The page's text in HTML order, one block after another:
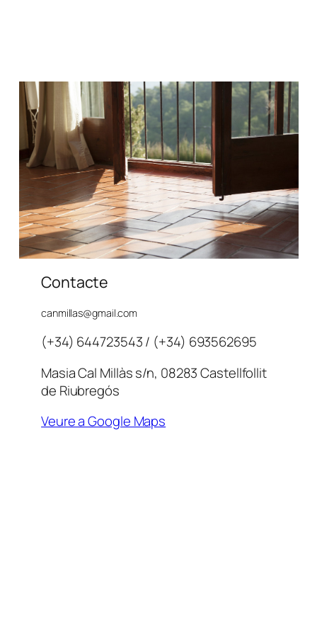
Contacte
canmillas@gmail.com
(+34) 644723543 / (+34) 693562695
Masia Cal Millàs s/n, 08283 Castellfollit
de Riubregós
Veure a Google Maps